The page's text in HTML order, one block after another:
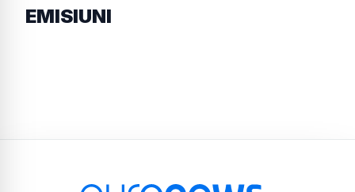
EMISIUNI